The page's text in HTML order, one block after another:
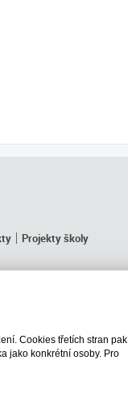
Projekty školy
Cookies třetích stran pak
jako konkrétní osoby. Pro